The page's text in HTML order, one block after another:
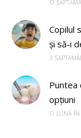
O
Copilul
și să-i
3
Puntea
opțiuni
O LUNĂ